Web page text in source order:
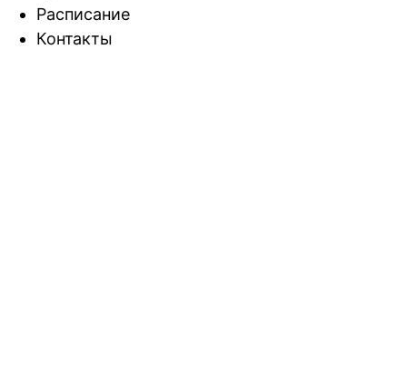
Расписание
Контакты